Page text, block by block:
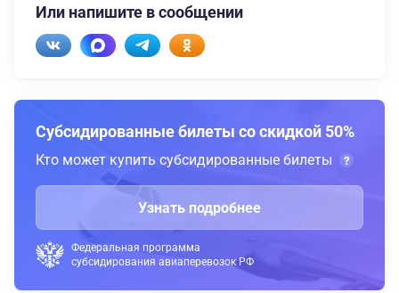
Или напишите в сообщении
Субсидированные билеты со скидкой 50%
Кто может купить субсидированные билеты
Узнать подробнее
Федеральная программа
субсидирования авиаперевозок РФ